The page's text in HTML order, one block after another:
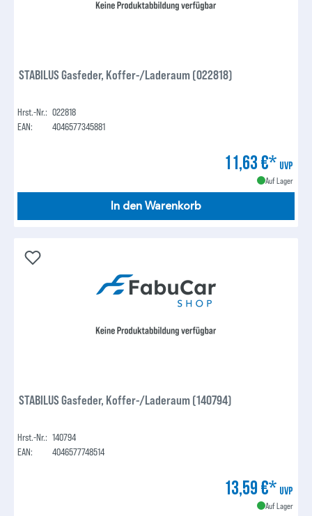
STABILUS Gasfeder, Koffer-/Laderaum (022818)
Hrst.-Nr.: 022818
EAN:
4046577345881
11,63 €* UVP
Auf Lager
In den Warenkorb
STABILUS Gasfeder, Koffer-/Laderaum (140794)
Hrst.-Nr.: 140794
EAN:
4046577748514
13,59 €* UVP
Auf Lager